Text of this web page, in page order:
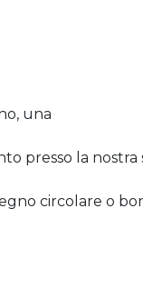
una
presso la nostra
circolare o